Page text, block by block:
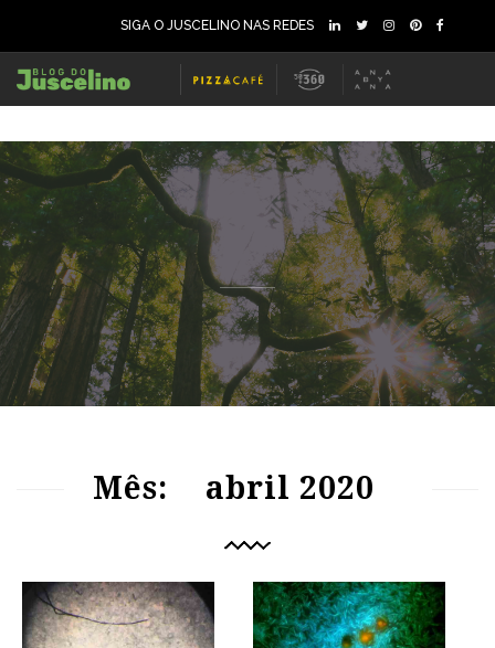
SIGA O JUSCELINO NAS REDES
Mês: abril 2020